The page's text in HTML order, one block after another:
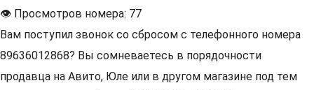
👁 Просмотров номера: 77
Вам поступил звонок со сбросом с телефонного номера
89636012868? Вы сомневаетесь в порядочности
продавца на Авито, Юле или в другом магазине под тем